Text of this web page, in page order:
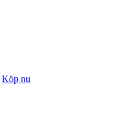
Köp nu